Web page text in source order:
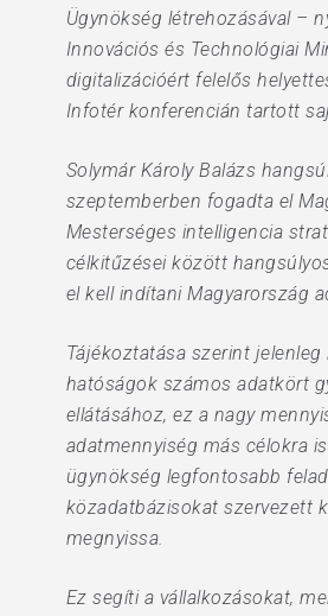
Ügynökség létrehozásával –
Innovációs és Technológiai
digitalizációért felelős
Infotér konferencián tartott
Solymár Károly Balázs
szeptemberben fogadta el
Mesterséges intelligencia
célkitűzései között
el kell indítani Magyarország
Tájékoztatása szerint
hatóságok számos adatkört
ellátásához, ez a nagy
adatmennyiség más célokra
ügynökség legfontosabb
közadatbázisokat szervezett
megnyissa.
Ez segíti a vállalkozásokat,